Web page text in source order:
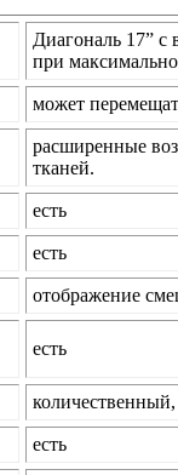
Диагональ 17” с
при
может
расширенные
тканей.
есть
есть
отображение
есть
есть